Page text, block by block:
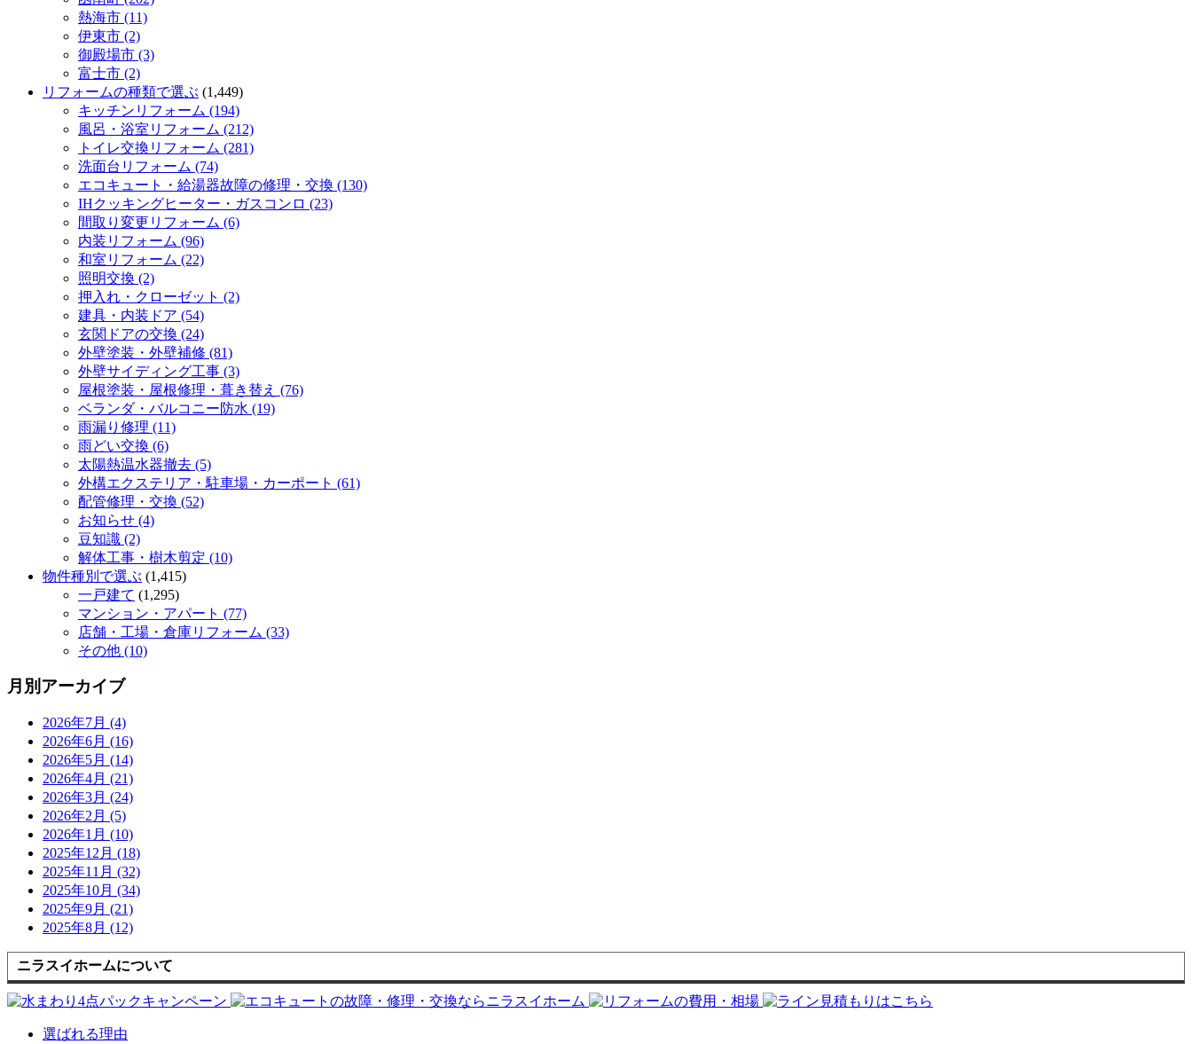
熱海市 (11)
伊東市 (2)
御殿場市 (3)
富士市 (2)
リフォームの種類で選ぶ (1,449)
キッチンリフォーム (194)
風呂・浴室リフォーム (212)
トイレ交換リフォーム (281)
洗面台リフォーム (74)
エコキュート・給湯器故障の修理・交換 (130)
IHクッキングヒーター・ガスコンロ (23)
間取り変更リフォーム (6)
内装リフォーム (96)
和室リフォーム (22)
照明交換 (2)
押入れ・クローゼット (2)
建具・内装ドア (54)
玄関ドアの交換 (24)
外壁塗装・外壁補修 (81)
外壁サイディング工事 (3)
屋根塗装・屋根修理・葺き替え (76)
ベランダ・バルコニー防水 (19)
雨漏り修理 (11)
雨どい交換 (6)
太陽熱温水器撤去 (5)
外構エクステリア・駐車場・カーポート (61)
配管修理・交換 (52)
お知らせ (4)
豆知識 (2)
解体工事・樹木剪定 (10)
物件種別で選ぶ (1,415)
一戸建て (1,295)
マンション・アパート (77)
店舗・工場・倉庫リフォーム (33)
その他 (10)
月別アーカイブ
2026年7月 (4)
2026年6月 (16)
2026年5月 (14)
2026年4月 (21)
2026年3月 (24)
2026年2月 (5)
2026年1月 (10)
2025年12月 (18)
2025年11月 (32)
2025年10月 (34)
2025年9月 (21)
2025年8月 (12)
ニラスイホームについて
選ばれる理由